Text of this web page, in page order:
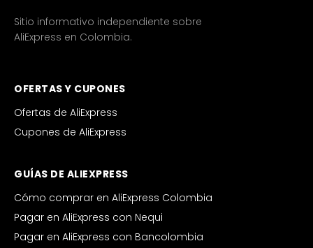
Sitio informativo independiente sobre
AliExpress en Colombia.
OFERTAS Y CUPONES
Ofertas de AliExpress
Cupones de AliExpress
GUÍAS DE ALIEXPRESS
Cómo comprar en AliExpress Colombia
Pagar en AliExpress con Nequi
Pagar en AliExpress con Bancolombia